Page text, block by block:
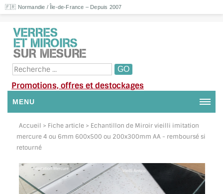
🇫🇷 Normandie / Île-de-France – Depuis 2007
Promotions, offres et destockages
MENU
NOUS CONTACTER
MON COMPTE / SE CONNECTER
DEMANDE DE DEVIS
SUIVI DE DEVIS
Accueil > Fiche article > Echantillon de Miroir vieilli imitation
mercure 4 ou 6mm 600x500 ou 200x300mm AA - remboursé si
retourné